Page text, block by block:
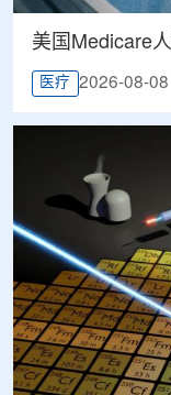
美国Medicare
医疗 2026-08-08